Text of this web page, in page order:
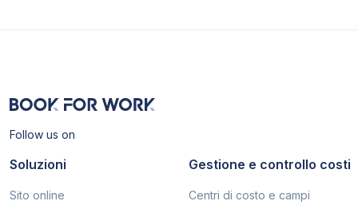
Follow us on
Soluzioni
Sito online
Gestione e controllo costi
Centri di costo e campi